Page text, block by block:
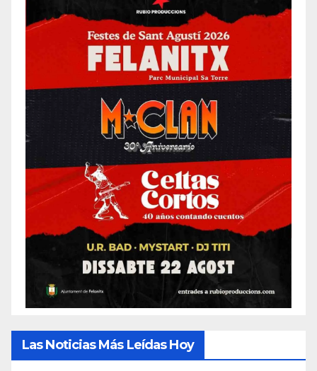
Las Noticias Más Leídas Hoy